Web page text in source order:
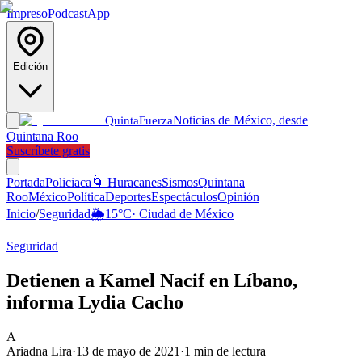
ImpresoPodcastApp
Edición
QuintaFuerzaNoticias de México, desde
Quintana Roo
Suscríbete gratis
PortadaPoliciaca 🌀 HuracanesSismosQuintana
RooMéxicoPolíticaDeportesEspectáculosOpinión
Inicio/Seguridad🌦️15°C· Ciudad de México
Seguridad
Detienen a Kamel Nacif en Líbano,
informa Lydia Cacho
A
Ariadna Lira·13 de mayo de 2021 ·1 min de lectura